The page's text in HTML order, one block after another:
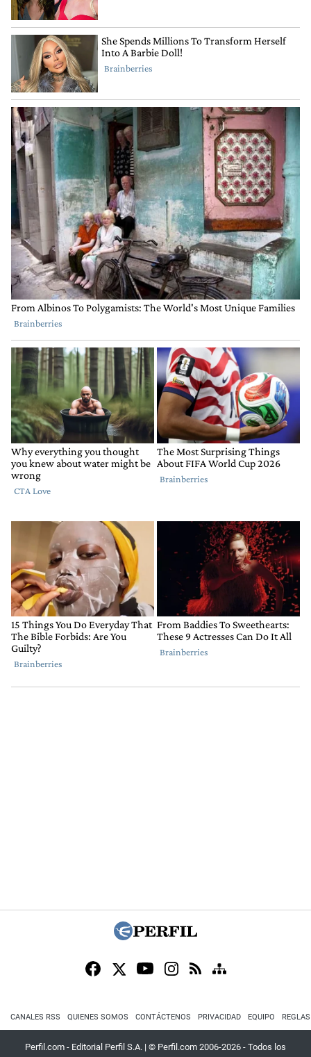
CANALES RSS QUIENES SOMOS CONTÁCTENOS PRIVACIDAD EQUIPO
Perfil.com - Editorial Perfil S.A. | © Perfil.com 2006-2026 - Todos los